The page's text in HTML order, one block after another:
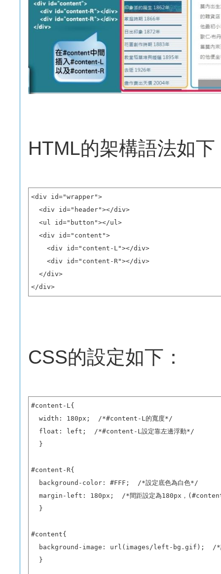
HTML的架構語法如下
<div id="wrapper">
  <div id="header"></div>
  <ul id="button"></ul>
  <div id="content">
    <div id="content-L"></div>
    <div id="content-R"></div>
  </div>
</div>
CSS的設定如下：
#content-L{
  width: 180px;  /*#content-L的寬度*/
  float: left;  /*#content-L設定靠左邊浮動*/
  }
#content-R{
  background-color: #FFF;  /*設定底色為白色*/
margin-left: 180px;  /*間距設定為180px，
  }
#content{
background-image: url(images/left-bg.gif);  /*
  }